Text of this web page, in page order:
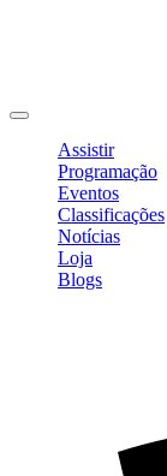
Assistir
Programação
Eventos
Classificações
Notícias
Loja
Blogs